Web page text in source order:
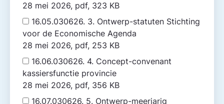
28 mei 2026, pdf, 323 KB
16.05.030626. 3. Ontwerp-statuten Stichting
voor de Economische Agenda
28 mei 2026, pdf, 253 KB
16.06.030626. 4. Concept-convenant
kassiersfunctie provincie
28 mei 2026, pdf, 356 KB
16.07.030626. 5. Ontwerp-meerjarig